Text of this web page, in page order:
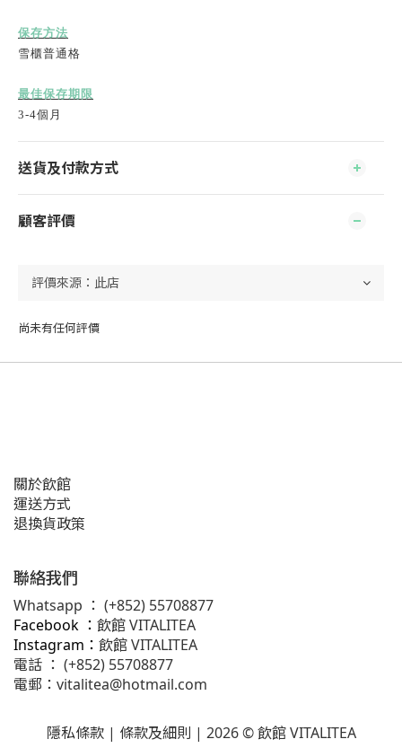
保存方法
雪櫃普通格
最佳保存期限
3-4個 月
送貨及付款方式
顧客評價
尚未有任何評價
關於飲館
運送方式
退換貨政策
聯絡我們
Whatsapp ： (+852) 55708877
Facebook ： 飲館 VITALITEA
Instagram： 飲館 VITALITEA
電話 ： (+852) 55708877
電郵： vitalitea@hotmail.com
隱私條款 | 條款及細則 | 2026 © 飲館 VITALITEA